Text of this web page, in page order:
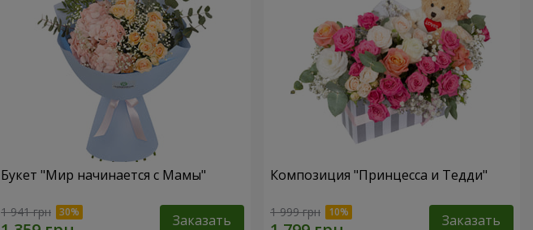
Букет "Мир начинается с Мамы"
1 941 грн Заказать
Композиция "Принцесса и Тедди"
1 999 грн Заказать